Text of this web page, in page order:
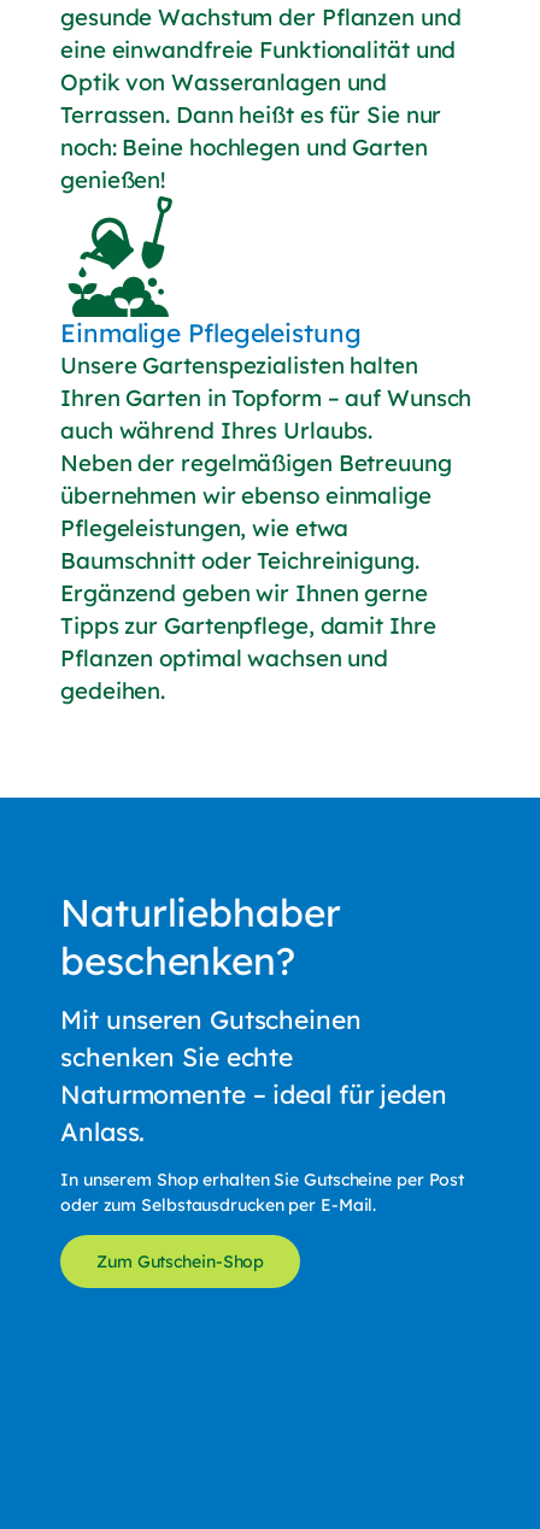
gesunde Wachstum der Pflanzen und
eine einwandfreie Funktionalität und
Optik von Wasseranlagen und
Terrassen. Dann heißt es für Sie nur
noch: Beine hochlegen und Garten
genießen!
Einmalige Pflegeleistung
Unsere Gartenspezialisten halten
Ihren Garten in Topform – auf Wunsch
auch während Ihres Urlaubs.
Neben der regelmäßigen Betreuung
übernehmen wir ebenso einmalige
Pflegeleistungen, wie etwa
Baumschnitt oder Teichreinigung.
Ergänzend geben wir Ihnen gerne
Tipps zur Gartenpflege, damit Ihre
Pflanzen optimal wachsen und
gedeihen.
Naturliebhaber
beschenken?
Mit unseren Gutscheinen
schenken Sie echte
Naturmomente – ideal für jeden
Anlass.
In unserem Shop erhalten Sie Gutscheine per Post
oder zum Selbstausdrucken per E-Mail.
Zum Gutschein-Shop